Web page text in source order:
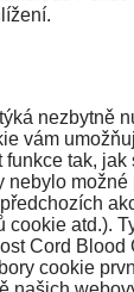
nezbytně
vám
funkce tak,
nebylo
cookie atd.).
Cord Blood
cookie